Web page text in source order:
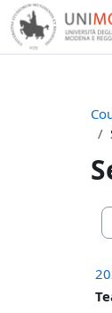
Skip to main